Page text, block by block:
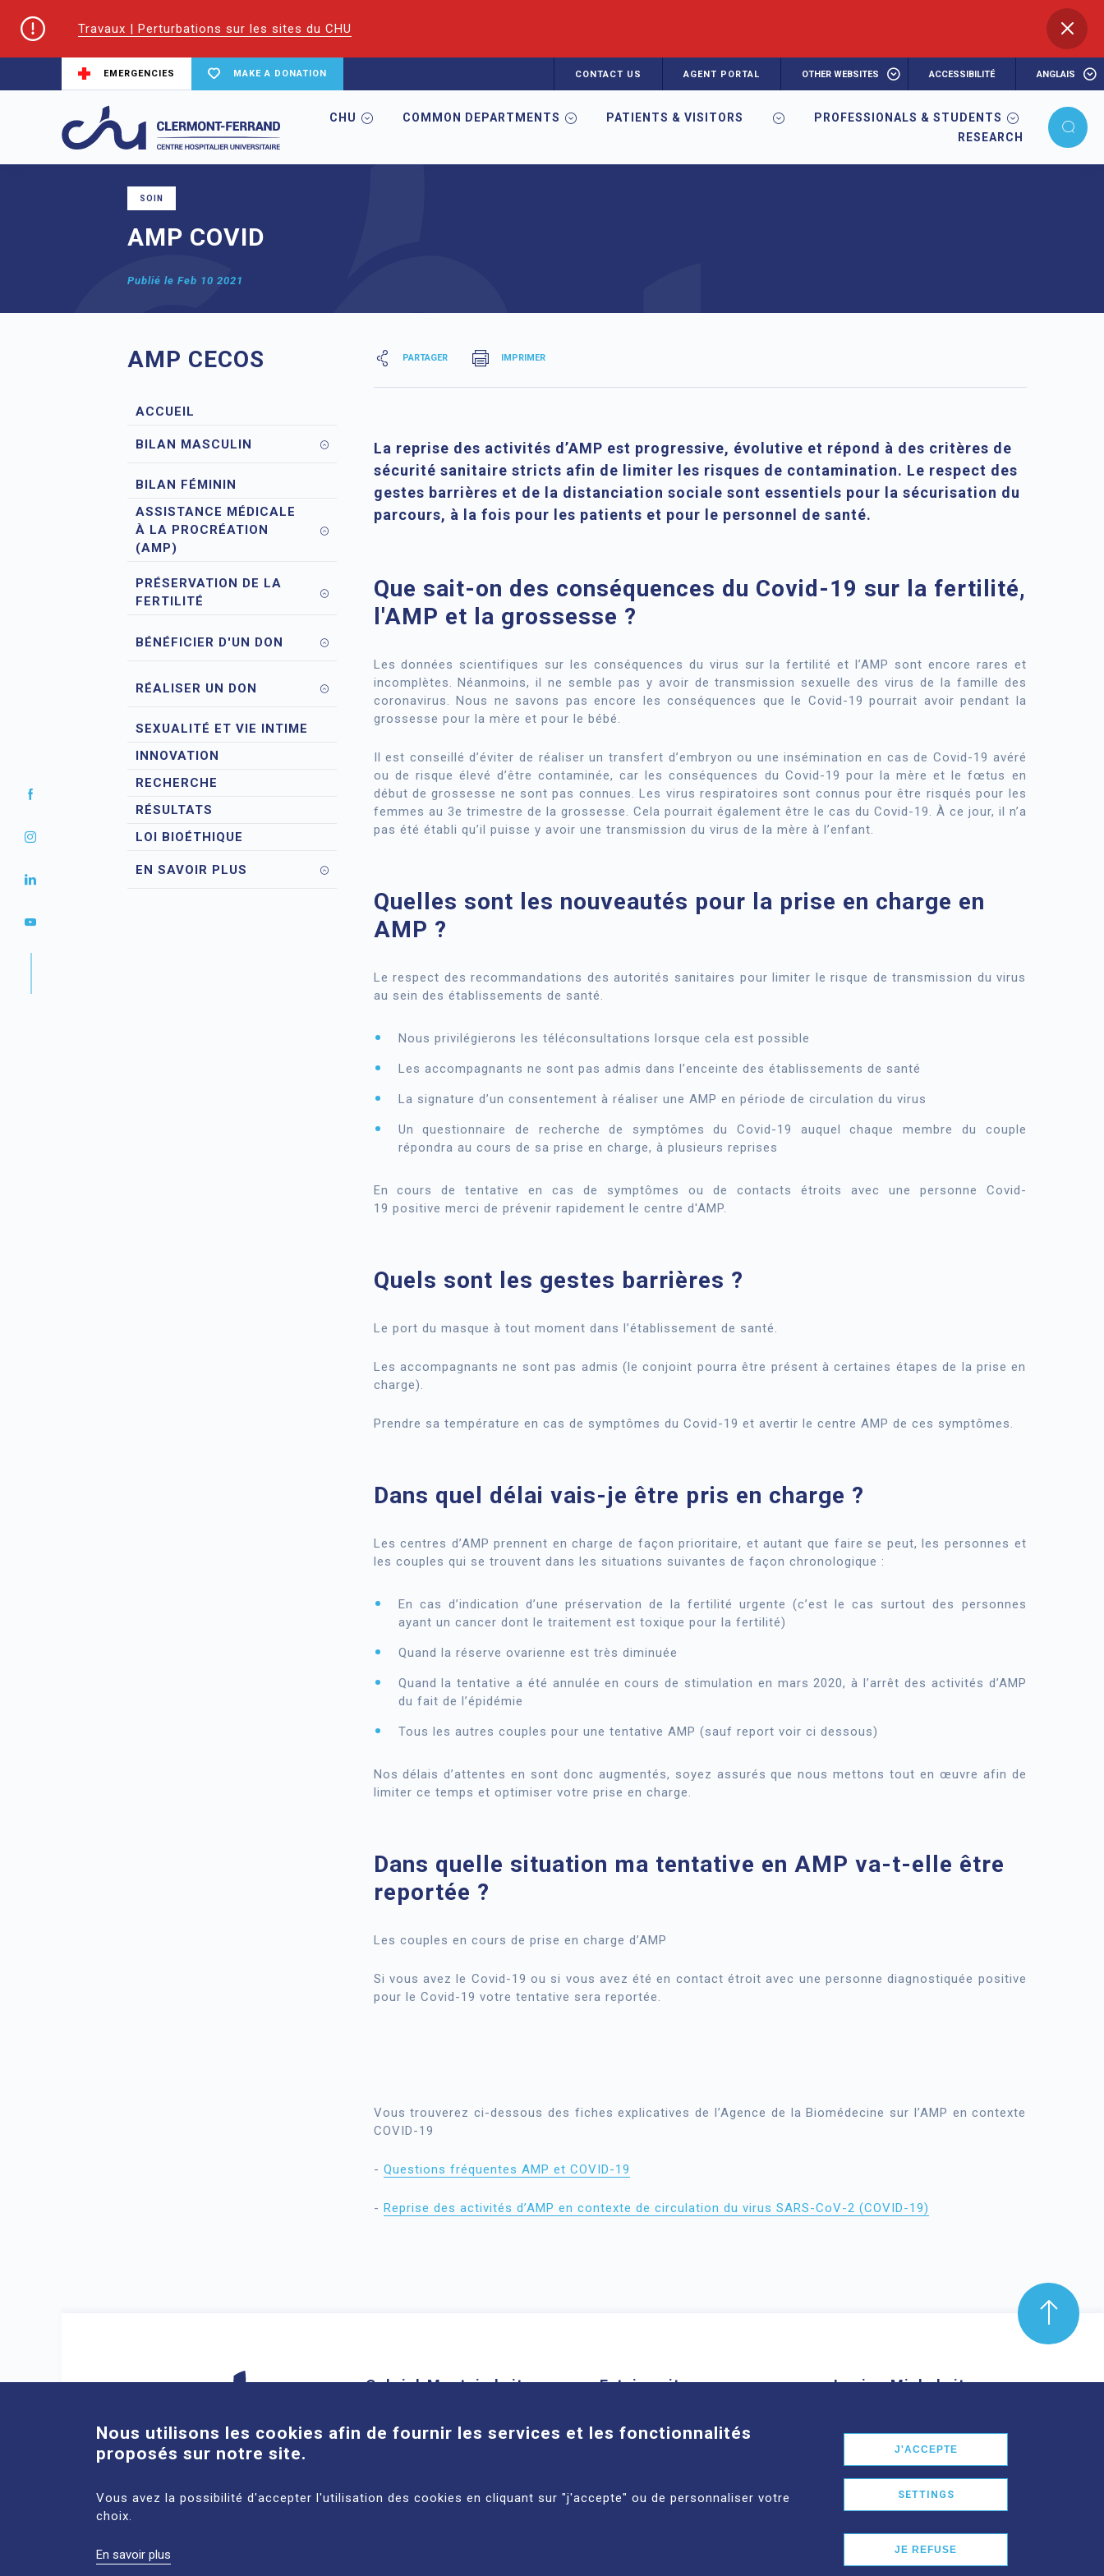
Travaux | Perturbations sur les sites du CHU
EMERGENCIES MAKE A DONATION CONTACT US AGENT PORTAL OTHER WEBSITES ACCESSIBILITÉ ANGLAIS
CHU COMMON DEPARTMENTS PATIENTS & VISITORS
PROFESSIONALS & STUDENTS
RESEARCH
Home node AMP COVID
SOIN
AMP COVID
Publié le Feb 10 2021
AMP CECOS
ACCUEIL
BILAN MASCULIN
BILAN FÉMININ
ASSISTANCE MÉDICALE
À LA PROCRÉATION
(AMP)
PRÉSERVATION DE LA
FERTILITÉ
BÉNÉFICIER D'UN DON
RÉALISER UN DON
SEXUALITÉ ET VIE INTIME
INNOVATION
RECHERCHE
RÉSULTATS
LOI BIOÉTHIQUE
EN SAVOIR PLUS
PARTAGER IMPRIMER
La reprise des activités d’AMP est progressive, évolutive et répond à des critères de
sécurité sanitaire stricts afin de limiter les risques de contamination. Le respect des
gestes barrières et de la distanciation sociale sont essentiels pour la sécurisation du
parcours, à la fois pour les patients et pour le personnel de santé.
Que sait-on des conséquences du Covid-19 sur la fertilité,
l'AMP et la grossesse ?
Les données scientifiques sur les conséquences du virus sur la fertilité et l’AMP sont encore rares et
incomplètes. Néanmoins, il ne semble pas y avoir de transmission sexuelle des virus de la famille des
coronavirus. Nous ne savons pas encore les conséquences que le Covid-19 pourrait avoir pendant la
grossesse pour la mère et pour le bébé.
Il est conseillé d’éviter de réaliser un transfert d’embryon ou une insémination en cas de Covid-19 avéré
ou de risque élevé d’être contaminée, car les conséquences du Covid-19 pour la mère et le fœtus en
début de grossesse ne sont pas connues. Les virus respiratoires sont connus pour être risqués pour les
femmes au 3e trimestre de la grossesse. Cela pourrait également être le cas du Covid-19. À ce jour, il n’a
pas été établi qu’il puisse y avoir une transmission du virus de la mère à l’enfant.
Quelles sont les nouveautés pour la prise en charge en
AMP ?
Le respect des recommandations des autorités sanitaires pour limiter le risque de transmission du virus
au sein des établissements de santé.
Nous privilégierons les téléconsultations lorsque cela est possible
Les accompagnants ne sont pas admis dans l’enceinte des établissements de santé
La signature d’un consentement à réaliser une AMP en période de circulation du virus
Un questionnaire de recherche de symptômes du Covid-19 auquel chaque membre du couple
répondra au cours de sa prise en charge, à plusieurs reprises
En cours de tentative en cas de symptômes ou de contacts étroits avec une personne Covid-
19 positive merci de prévenir rapidement le centre d'AMP.
Quels sont les gestes barrières ?
Le port du masque à tout moment dans l’établissement de santé.
Les accompagnants ne sont pas admis (le conjoint pourra être présent à certaines étapes de la prise en
charge).
Prendre sa température en cas de symptômes du Covid-19 et avertir le centre AMP de ces symptômes.
Dans quel délai vais-je être pris en charge ?
Les centres d’AMP prennent en charge de façon prioritaire, et autant que faire se peut, les personnes et
les couples qui se trouvent dans les situations suivantes de façon chronologique :
En cas d’indication d’une préservation de la fertilité urgente (c’est le cas surtout des personnes
ayant un cancer dont le traitement est toxique pour la fertilité)
Quand la réserve ovarienne est très diminuée
Quand la tentative a été annulée en cours de stimulation en mars 2020, à l’arrêt des activités d’AMP
du fait de l’épidémie
Tous les autres couples pour une tentative AMP (sauf report voir ci dessous)
Nos délais d’attentes en sont donc augmentés, soyez assurés que nous mettons tout en œuvre afin de
limiter ce temps et optimiser votre prise en charge.
Dans quelle situation ma tentative en AMP va-t-elle être
reportée ?
Les couples en cours de prise en charge d’AMP
Si vous avez le Covid-19 ou si vous avez été en contact étroit avec une personne diagnostiquée positive
pour le Covid-19 votre tentative sera reportée.
Vous trouverez ci-dessous des fiches explicatives de l’Agence de la Biomédecine sur l’AMP en contexte
COVID-19
- Questions fréquentes AMP et COVID-19
- Reprise des activités d’AMP en contexte de circulation du virus SARS-CoV-2 (COVID-19)
Gabriel-Montpied site
Clermont-Ferrand
Estaing site
63100 Clermont-Ferrand
Louise-Michel site
Cébazat
See more
Nous utilisons les cookies afin de fournir les services et les fonctionnalités
proposés sur notre site.
Vous avez la possibilité d'accepter l'utilisation des cookies en cliquant sur "j'accepte" ou de personnaliser votre
choix.
En savoir plus
J'ACCEPTE
SETTINGS
JE REFUSE